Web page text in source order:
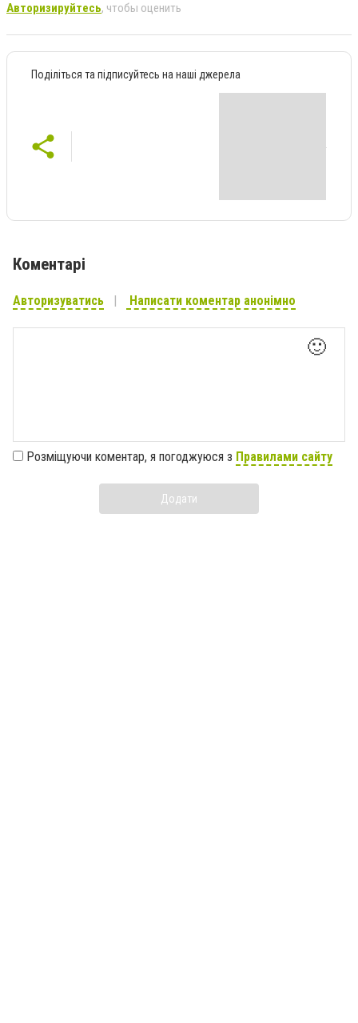
Авторизируйтесь, чтобы оценить
Поділіться та підписуйтесь на наші джерела
Коментарі
Авторизуватись Написати коментар анонімно
🙂
Розміщуючи коментар, я погоджуюся з Правилами сайту
Додати